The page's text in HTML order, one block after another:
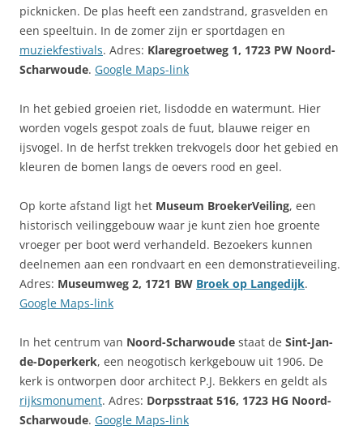
picknicken. De plas heeft een zandstrand, grasvelden en
een speeltuin. In de zomer zijn er sportdagen en
muziekfestivals. Adres: Klaregroetweg 1, 1723 PW Noord-
Scharwoude. Google Maps-link
In het gebied groeien riet, lisdodde en watermunt. Hier
worden vogels gespot zoals de fuut, blauwe reiger en
ijsvogel. In de herfst trekken trekvogels door het gebied en
kleuren de bomen langs de oevers rood en geel.
Op korte afstand ligt het Museum BroekerVeiling, een
historisch veilinggebouw waar je kunt zien hoe groente
vroeger per boot werd verhandeld. Bezoekers kunnen
deelnemen aan een rondvaart en een demonstratieveiling.
Adres: Museumweg 2, 1721 BW Broek op Langedijk.
Google Maps-link
In het centrum van Noord-Scharwoude staat de Sint-Jan-
de-Doperkerk, een neogotisch kerkgebouw uit 1906. De
kerk is ontworpen door architect P.J. Bekkers en geldt als
rijksmonument. Adres: Dorpsstraat 516, 1723 HG Noord-
Scharwoude. Google Maps-link